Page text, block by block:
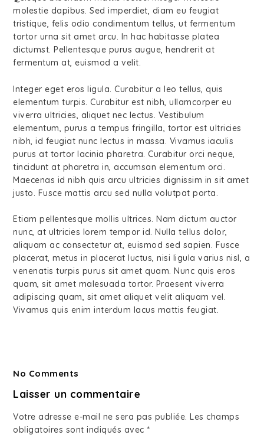
molestie dapibus. Sed imperdiet, diam eu feugiat
tristique, felis odio condimentum tellus, ut fermentum
tortor urna sit amet arcu. In hac habitasse platea
dictumst. Pellentesque purus augue, hendrerit at
fermentum at, euismod a velit.
Integer eget eros ligula. Curabitur a leo tellus, quis
elementum turpis. Curabitur est nibh, ullamcorper eu
viverra ultricies, aliquet nec lectus. Vestibulum
elementum, purus a tempus fringilla, tortor est ultricies
nibh, id feugiat nunc lectus in massa. Vivamus iaculis
purus at tortor lacinia pharetra. Curabitur orci neque,
tincidunt at pharetra in, accumsan elementum orci.
Maecenas id nibh quis arcu ultricies dignissim in sit amet
justo. Fusce mattis arcu sed nulla volutpat porta.
Etiam pellentesque mollis ultrices. Nam dictum auctor
nunc, at ultricies lorem tempor id. Nulla tellus dolor,
aliquam ac consectetur at, euismod sed sapien. Fusce
placerat, metus in placerat luctus, nisi ligula varius nisl, a
venenatis turpis purus sit amet quam. Nunc quis eros
quam, sit amet malesuada tortor. Praesent viverra
adipiscing quam, sit amet aliquet velit aliquam vel.
Vivamus quis enim interdum lacus mattis feugiat.
No Comments
Laisser un commentaire
Votre adresse e-mail ne sera pas publiée. Les champs
obligatoires sont indiqués avec *